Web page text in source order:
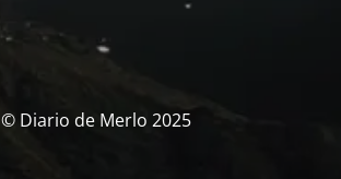
© Diario de Merlo 2025